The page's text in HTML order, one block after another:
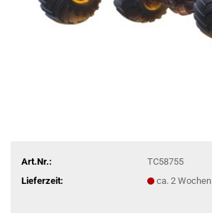
Art.Nr.:
TC58755
Lieferzeit:
ca. 2 Wochen